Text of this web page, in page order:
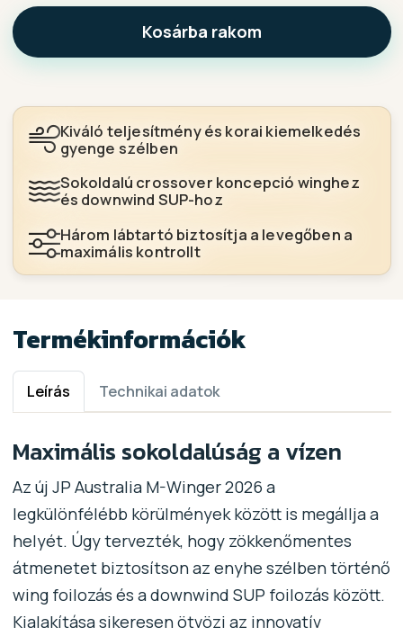
Kosárba rakom
Kiváló teljesítmény és korai kiemelkedés
gyenge szélben
Sokoldalú crossover koncepció winghez
és downwind SUP-hoz
Három lábtartó biztosítja a levegőben a
maximális kontrollt
Termékinformációk
Leírás Technikai adatok
Maximális sokoldalúság a vízen
Az új JP Australia M-Winger 2026 a
legkülönfélébb körülmények között is megállja a
helyét. Úgy tervezték, hogy zökkenőmentes
átmenetet biztosítson az enyhe szélben történő
wing foilozás és a downwind SUP foilozás között.
Kialakítása sikeresen ötvözi az innovatív